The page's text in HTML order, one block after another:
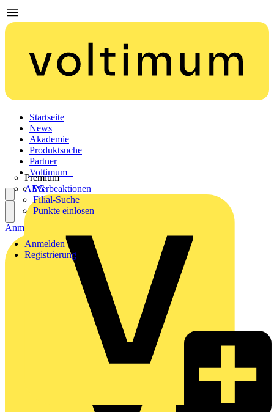
Startseite
News
Akademie
Produktsuche
Partner
Premium
AEG
Voltimum+
Werbeaktionen
Filial-Suche
Punkte einlösen
Anmelden
Registrierung
Anmelden